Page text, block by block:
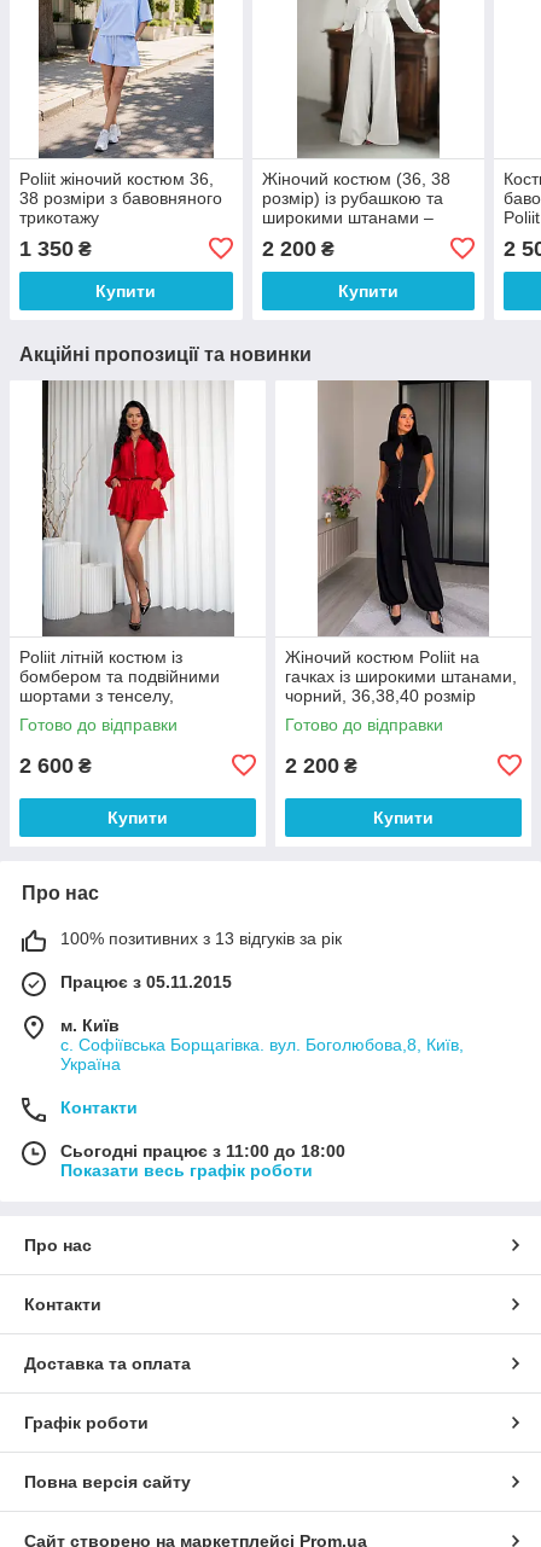
Poliit жіночий костюм 36,
38 розміри з бавовняного
трикотажу
1 350 ₴
Купити
Жіночий костюм (36, 38
розмір) із рубашкою та
широкими штанами –
2 200₴
Купити
Poliit
2
Акційні пропозиції та новинки
Poliit літній костюм із
бомбером та подвійними
шортами з тенселу,
червоний, 36–38
Готово до відправки
2 600 ₴
Купити
Жіночий костюм Poliit на
гачках із широкими штанами,
чорний, 36,38,40 розмір
Готово до відправки
2 200 ₴
Купити
Про нас
100% позитивних з 13 відгуків за рік
Працює з 05.11.2015
м. Київ
с. Софіївська Борщагівка. вул. Боголюбова,8, Київ,
Україна
Контакти
Сьогодні працює з 11:00 до 18:00
Показати весь графік роботи
Про нас
Контакти
Доставка та оплата
Графік роботи
Повна версія сайту
Сайт створено на маркетплейсі Prom.ua